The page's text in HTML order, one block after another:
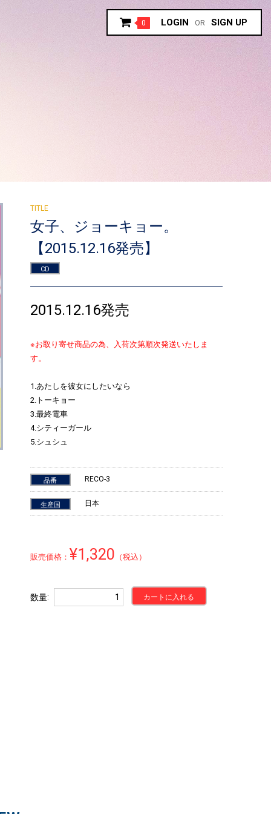
0 LOGIN OR SIGN UP
女子、ジョーキョー。
【2015.12.16発売】
CD
2015.12.16発売
※お取り寄せ商品の為、入荷次第順次発送いたしま
す。
1.あたしを彼女にしたいなら
2.トーキョー
3.最終電車
4.シティーガール
5.シュシュ
品番 RECO-3
生産国 日本
販売価格： ¥1,320 （税込）
数量 カートに入れる